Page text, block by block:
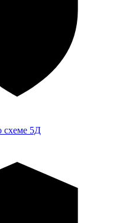
схеме 5Д